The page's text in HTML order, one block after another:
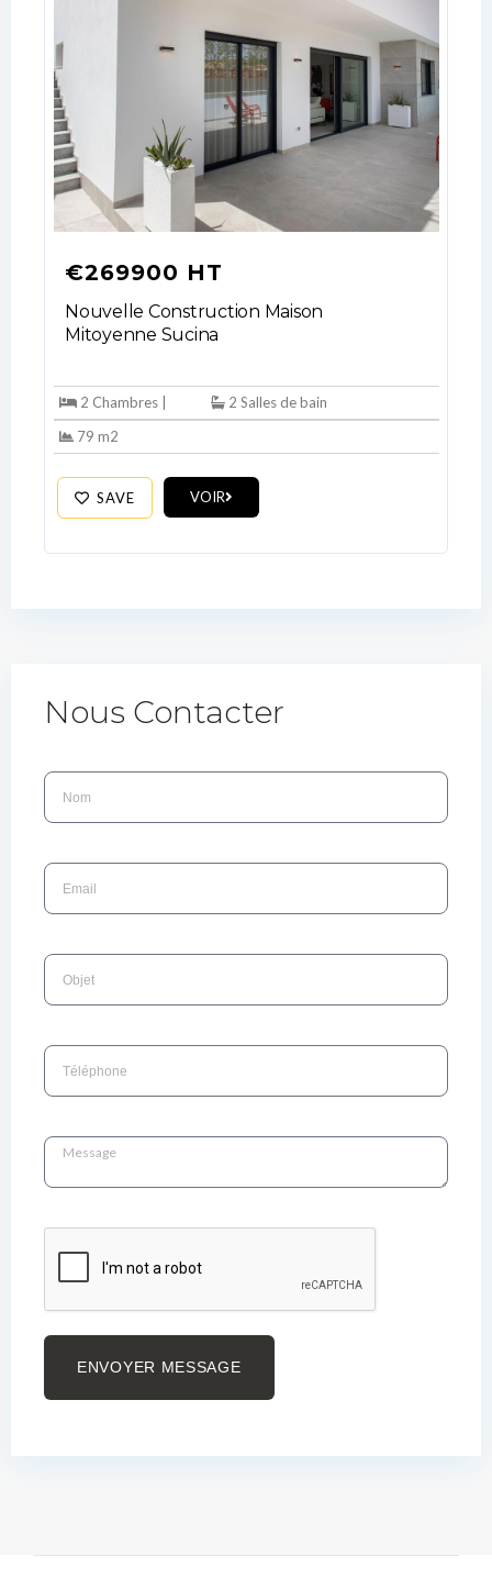
€269900 HT
Nouvelle Construction Maison
Mitoyenne Sucina
2 Chambres |
2 Salles de bain
79 m2
SAVE VOIR
Nous Contacter
ENVOYER MESSAGE